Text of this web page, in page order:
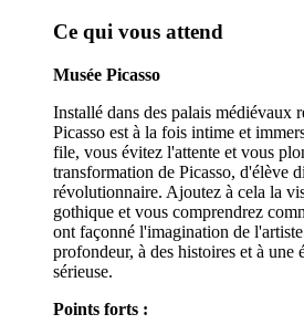
Ce qui vous attend
Musée Picasso
Installé dans des palais médiévaux
Picasso est à la fois intime et
file, vous évitez l'attente et vous
transformation de Picasso, d'élève
révolutionnaire. Ajoutez à cela la
gothique et vous comprendrez
ont façonné l'imagination de
profondeur, à des histoires et à une
sérieuse.
Points forts :